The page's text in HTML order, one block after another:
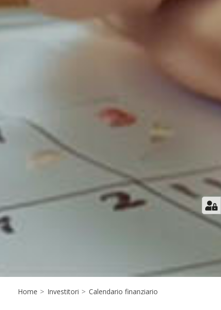
Home > Investitori > Calendario finanziario